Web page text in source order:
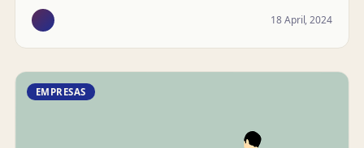
18 April, 2024
EMPRESAS